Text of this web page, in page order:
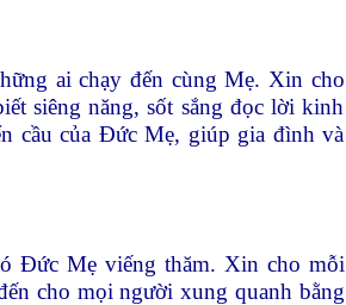
ai chạy đến cùng Mẹ. Xin cho
siêng năng, sốt sắng đọc lời kinh
cầu của Đức Mẹ, giúp gia đình và
Đức Mẹ viếng thăm. Xin cho mỗi
cho mọi người xung quanh bằng